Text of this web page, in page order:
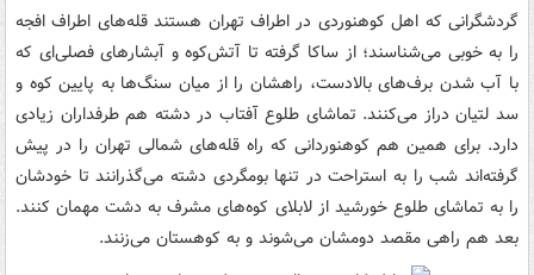
گردشگرانی که اهل کوهنوردی در اطراف تهران هستند قله‌های اطراف افجه
را به خوبی می‌شناسند؛ از ساکا گرفته تا آتش‌کوه و آبشارهای فصلی‌ای که
با آب شدن برف‌های بالادست، راهشان را از میان سنگ‌ها به پایین کوه و
سد لتیان دراز می‌کنند. تماشای طلوع آفتاب در دشته هم طرفداران زیادی
دارد. برای همین هم کوهنوردانی که راه قله‌های شمالی تهران را در پیش
گرفته‌اند شب را به استراحت در تنها بومگردی دشته می‌گذرانند تا خودشان
را به تماشای طلوع خورشید از لابلای کوه‌های مشرف به دشت مهمان کنند.
بعد هم راهی مقصد دومشان می‌شوند و به کوهستان می‌زنند.